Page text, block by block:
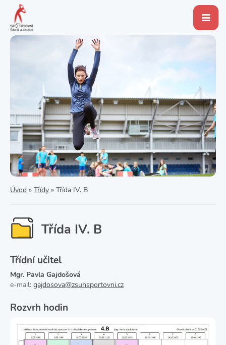
Úvod » Třídy » Třída IV. B
Třída IV. B
Třídní učitel
Mgr. Pavla Gajdošová
e-mail: gajdosova@zsuhsportovni.cz
Rozvrh hodin